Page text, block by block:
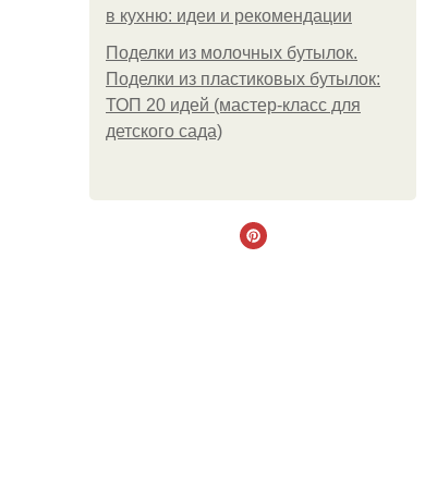
в кухню: идеи и рекомендации
Поделки из молочных бутылок.
Поделки из пластиковых бутылок:
ТОП 20 идей (мастер-класс для
детского сада)